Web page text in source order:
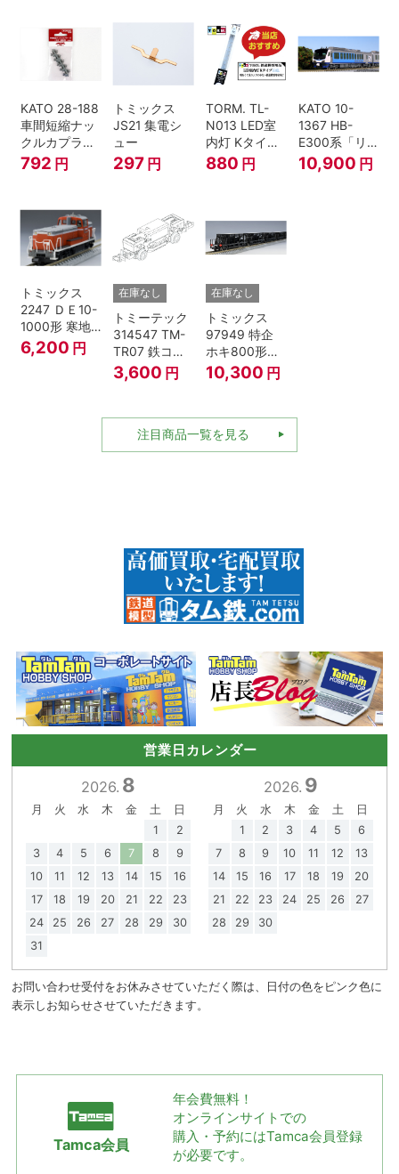
KATO 28-188
車間短縮ナッ
クルカプラー
灰 (ボギー貨
792 円
トミックス
JS21 集電シ
ュー
297 円
TORM. TL-
N013 LED室
内灯 Kタイ
プ・白色 1本
鉄道模型
880 円
KATO 10-
1367 HB-
E300系「リ
ゾートしらか
み・青池編
10,900 円
トミックス
2247 ＤＥ10-
1000形 寒地
型･高崎車両
センター Nゲ
6,200 円
在庫なし
トミーテック
314547 TM-
TR07 鉄コレ
動力ユニット
2軸車用
3,600 円
在庫なし
トミックス
97949 特企
ホキ800形貨
車 ＪＲ東日本
仕様タイプ 8
ージ
10,300 円
注目商品一覧を見る
営業日カレンダー
2026. 8
月 火 水 木 金 土
日
1
2
3
4 5 6 7 8
9
10
11 12 13 14 15
16
17
18 19 20 21 22
23
24
25 26 27 28 29
30
31
2026. 9
月 火 水 木 金 土
日
1
2 3 4 5
6
7
8 9 10 11 12
13
14
15 16 17 18 19
20
21
22 23 24 25 26
27
28
29 30
お問い合わせ受付をお休みさせていただく際は、日付の色をピンク色に
表示しお知らせさせていただきます。
Tamca会員
年会費無料！
オンラインサイトでの
購入・予約にはTamca会員登録
が必要です。